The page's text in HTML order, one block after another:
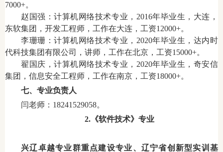
7000+。
赵国强：计算机网络技术专业，2016年毕业生，大连 ，
东软集团，开发工程师，工作在大连，工资12000+。
李珊珊：计算机网络技术专业，2020年毕业生，达内时
代科技集团有限公司，讲师，工作在北京，工资15000+。
翟国庆，计算机网络技术专业，2020年毕业生，奇安信
集团，信息安全工程师，工作在南京，工资18000+。
七、专业负责人
闫老师：18241529058。
2.《软件技术》专业
兴辽卓越专业群重点建设专业、辽宁省创新型实训基